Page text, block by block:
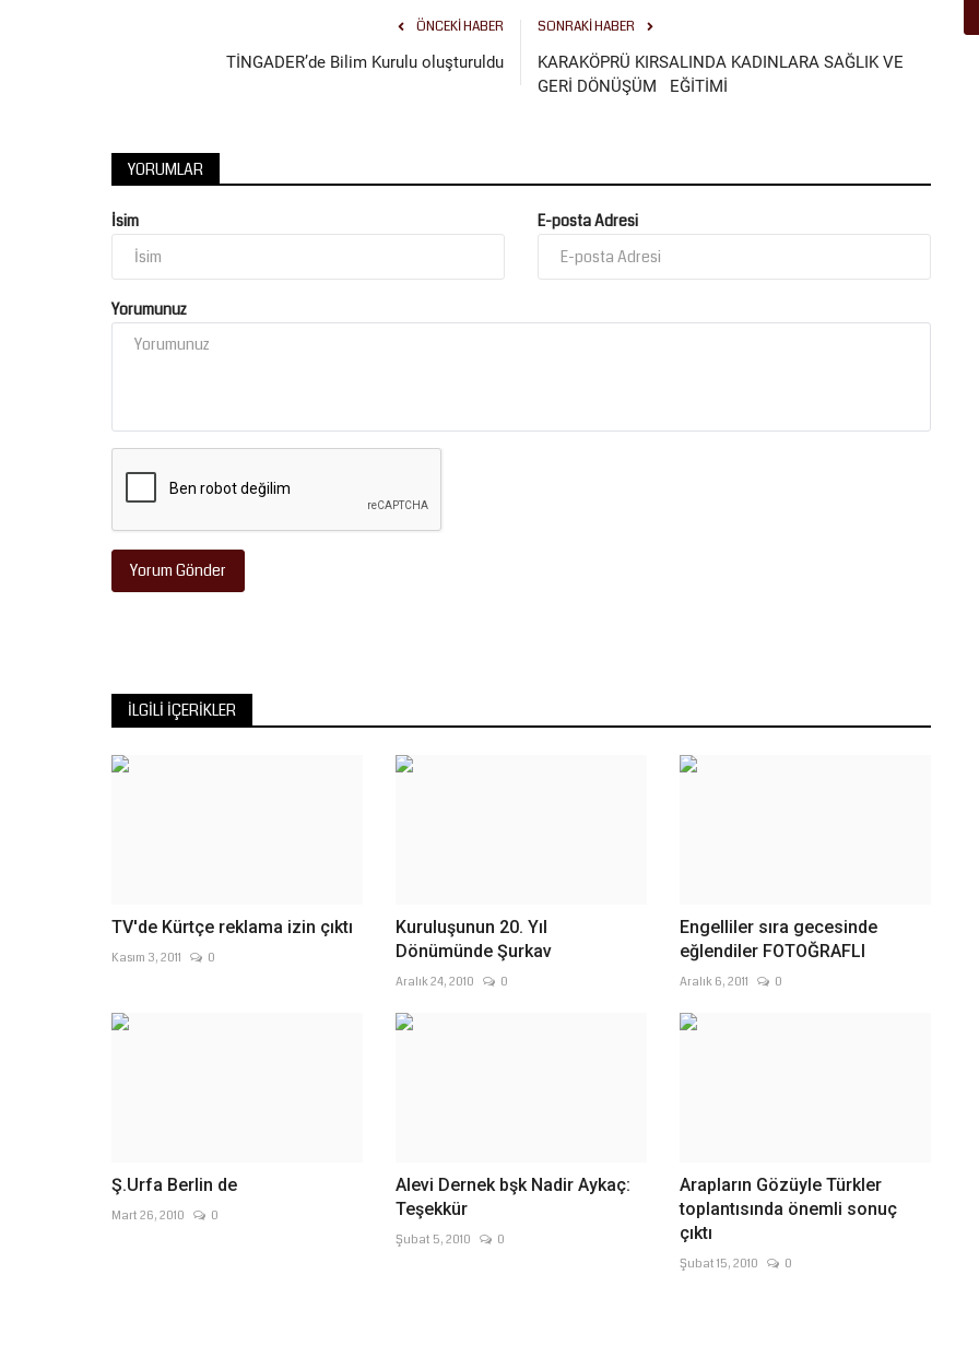
ÖNCEKI HABER
TİNGADER’de Bilim Kurulu oluşturuldu
SONRAKI HABER
KARAKÖPRÜ KIRSALINDA KADINLARA SAĞLIK VE
GERİ DÖNÜŞÜM EĞİTİMİ
YORUMLAR
İsim E-posta Adresi
Yorumunuz
Yorum Gönder
İLGILI İÇERIKLER
TV'de Kürtçe reklama izin çıktı
Kasım 3, 2011 0
Kuruluşunun 20. Yıl
Dönümünde Şurkav
Aralık 24, 2010 0
Engelliler sıra gecesinde
eğlendiler FOTOĞRAFLI
Aralık 6, 2011 0
Ş.Urfa Berlin de
Mart 26, 2010 0
Alevi Dernek bşk Nadir Aykaç:
Teşekkür
Şubat 5, 2010 0
Arapların Gözüyle Türkler
toplantısında önemli sonuç
çıktı
Şubat 15, 2010 0